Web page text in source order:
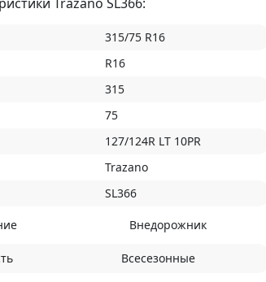
315/75 R16
R16
315
75
127/124R LT 10PR
Trazano
SL366
Внедорожник
Всесезонные